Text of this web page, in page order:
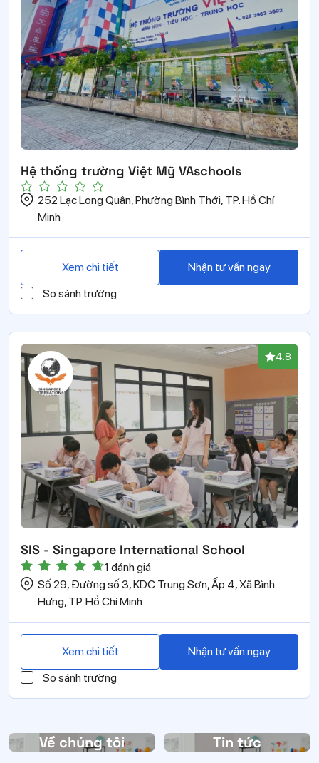
Hệ thống trường Việt Mỹ VAschools
252 Lạc Long Quân, Phường Bình Thới, TP. Hồ Chí
Minh
So sánh trường
Xem chi tiết Nhận tư vấn ngay
SIS - Singapore International School
1 đánh giá
4.8
Số 29, Đường số 3, KDC Trung Sơn, Ấp 4, Xã Bình
Hưng, TP. Hồ Chí Minh
So sánh trường
Xem chi tiết Nhận tư vấn ngay
Về chúng tôi Tin tức